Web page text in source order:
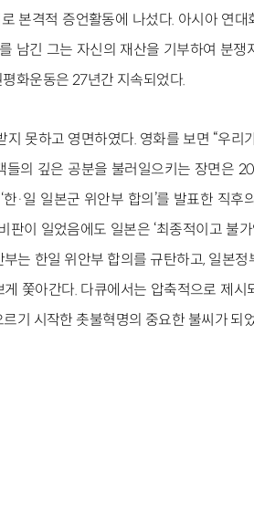
본격적 증언활동에 나섰다. 아시아 연대
남긴 그는 자신의 재산을 기부하여 분쟁
화운동은 27년간 지속되었다.
못하고 영면하였다. 영화를 보면 “우리
의 깊은 공분을 불러일으키는 장면은
·일 일본군 위안부 합의’를 발표한 직후
이 일었음에도 일본은 ‘최종적이고 불
는 한일 위안부 합의를 규탄하고, 일본
쫓아간다. 다큐에서는 압축적으로 제시
기 시작한 촛불혁명의 중요한 불씨가 되